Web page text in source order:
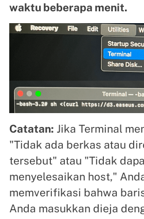
waktu beberapa menit.
Catatan: Jika Terminal
"Tidak ada berkas atau
tersebut" atau "Tidak
menyelesaikan host,"
memverifikasi bahwa
Anda masukkan dieja